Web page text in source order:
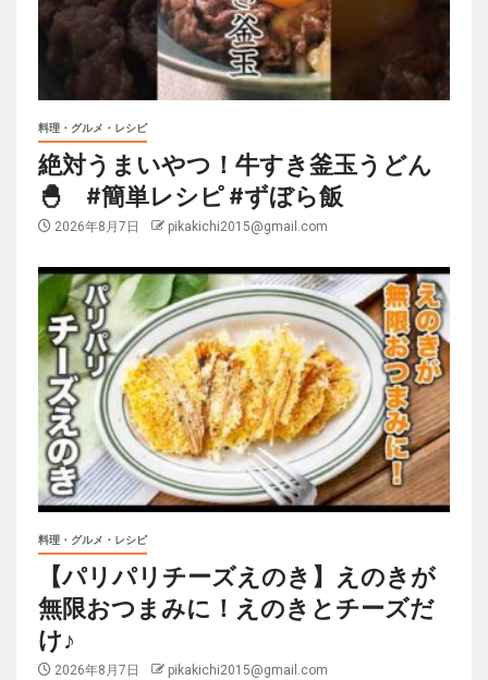
料理・グルメ・レシピ
絶対うまいやつ！牛すき釜玉うどん
🐣 #簡単レシピ #ずぼら飯
2026年8月7日 pikakichi2015@gmail.com
料理・グルメ・レシピ
【パリパリチーズえのき】えのきが
無限おつまみに！えのきとチーズだ
け♪
2026年8月7日 pikakichi2015@gmail.com